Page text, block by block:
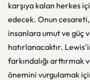
karşıya kalan herkes
edecek. Onun
insanlara umut ve güç
hatırlanacaktır.
farkındalığı arttırmak
önemini vurgulamak